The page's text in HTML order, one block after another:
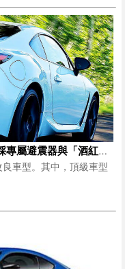
Subaru新款「水平對臥」跑車發表！採專屬避震器與「酒紅色內裝」豪華規格！搭載大尺寸輪圈與6速手排的頂級車型「BRZ STI Sport」備受矚目
車型。其中，頂級車型